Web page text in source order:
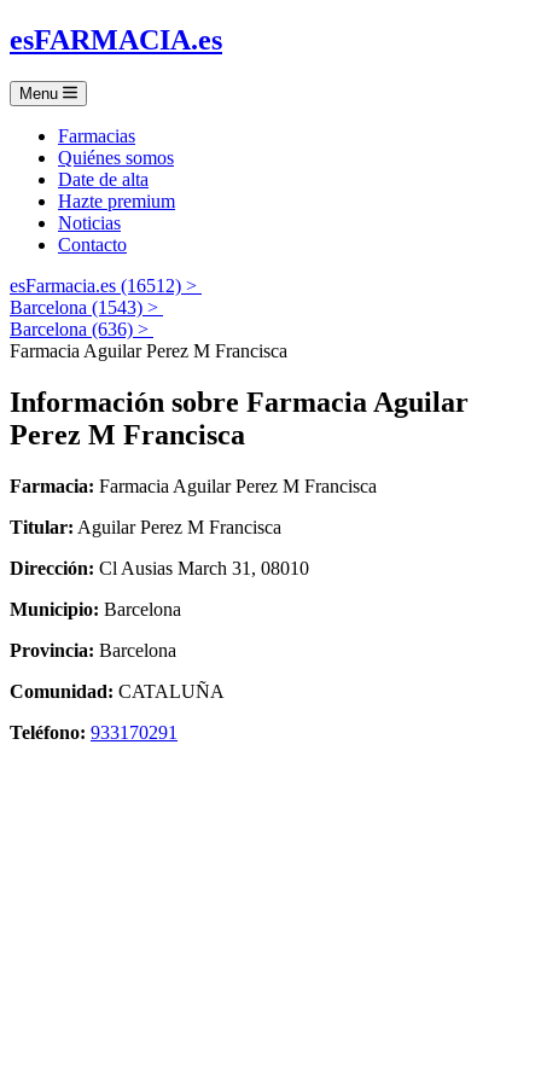
esFARMACIA.es
Menu
Farmacias
Quiénes somos
Date de alta
Hazte premium
Noticias
Contacto
esFarmacia.es (16512) >
Barcelona (1543) >
Barcelona (636) >
Farmacia Aguilar Perez M Francisca
Información sobre Farmacia Aguilar
Perez M Francisca
Farmacia: Farmacia Aguilar Perez M Francisca
Titular: Aguilar Perez M Francisca
Dirección: Cl Ausias March 31, 08010
Municipio: Barcelona
Provincia: Barcelona
Comunidad: CATALUÑA
Teléfono: 933170291